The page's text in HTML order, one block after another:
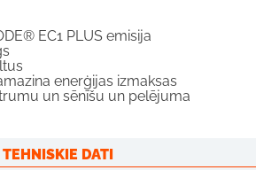
EC1 PLUS emisija
enerģijas izmaksas
un sēnīšu un pelējuma
TEHNISKIE DATI